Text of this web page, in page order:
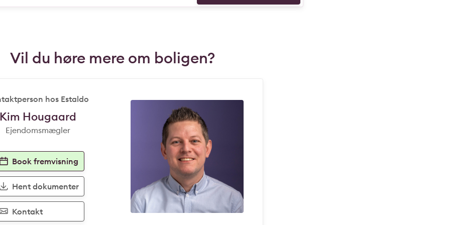
Vil du høre mere om boligen?
hos Estaldo
Hougaard
Ejendomsmægler
Book fremvisning
Hent dokumenter
Kontakt